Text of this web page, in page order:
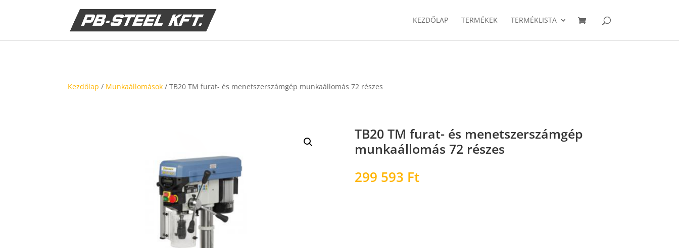
KEZDŐLAP TERMÉKEK TERMÉKLISTA
Kezdőlap / Munkaállomások / TB20 TM furat- és menetszerszámgép munkaállomás 72 részes
TB20 TM furat- és menetszerszámgép
munkaállomás 72 részes
299 593 Ft